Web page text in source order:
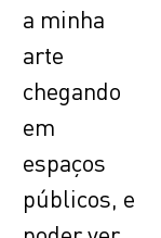
a minha
arte
chegando
em
espaços
públicos, e